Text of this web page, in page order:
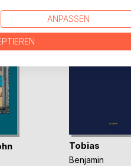
Tobias
Benjamin
ANPASSEN